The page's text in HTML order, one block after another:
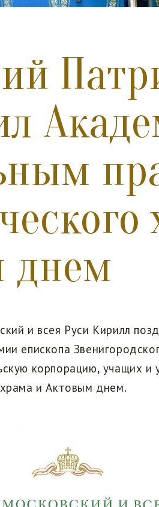
днем
и всея Руси Кирилл
епископа
корпорацию, учащих и
и Актовым днем.